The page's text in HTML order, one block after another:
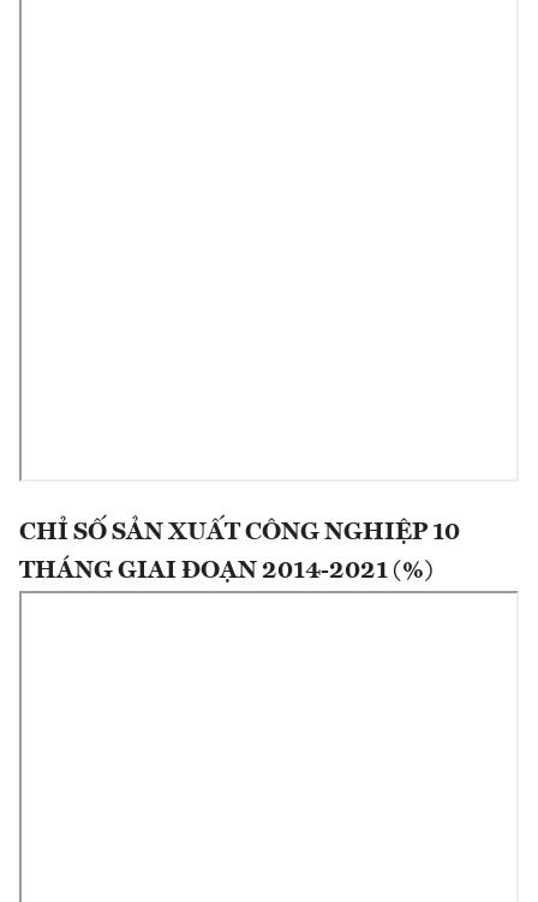
CHỈ SỐ SẢN XUẤT CÔNG NGHIỆP 10
THÁNG GIAI ĐOẠN 2014-2021 (%)